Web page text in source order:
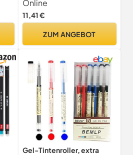
Blau 0,7mm Strichstärke I
Ersatzmine für Gelstift
für Gel-Tintenroller mit
Online
11,41 €
ZUM ANGEBOT
Gel-Tintenroller, extra